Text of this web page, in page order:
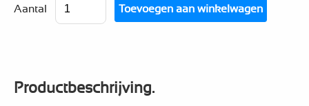
Aantal
Productbeschrijving.